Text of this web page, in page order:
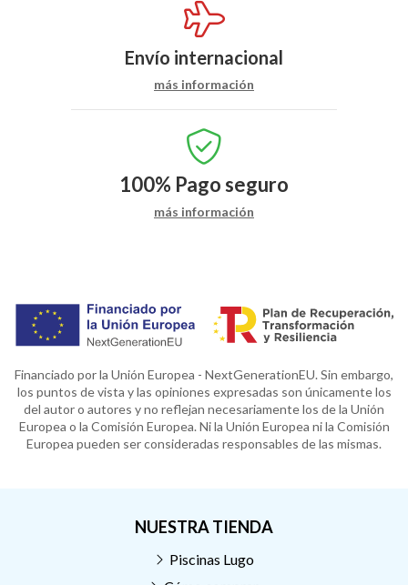
Envío internacional
más información
100% Pago seguro
más información
Financiado por la Unión Europea - NextGenerationEU. Sin embargo,
los puntos de vista y las opiniones expresadas son únicamente los
del autor o autores y no reflejan necesariamente los de la Unión
Europea o la Comisión Europea. Ni la Unión Europea ni la Comisión
Europea pueden ser consideradas responsables de las mismas.
NUESTRA TIENDA
Piscinas Lugo